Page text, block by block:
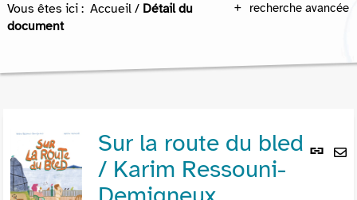
recherche avancée
Vous êtes ici : Accueil / Détail du
document
Lien
Sur la route du bled
/ Karim Ressouni-